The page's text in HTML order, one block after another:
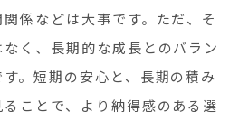
係などは大事です。ただ、そ
く、長期的な成長とのバラン
。短期の安心と、長期の積み
ることで、より納得感のある選